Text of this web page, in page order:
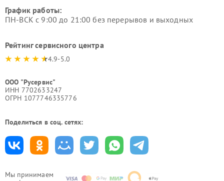
Мы принимаем
График работы:
ПН-ВСК с 9:00 до 21:00 без перерывов и выходных
Рейтинг сервисного центра
4.9-5.0
ООО "Русервис"
ИНН 7702633247
ОГРН 1077746335776
Поделиться в соц. сетях: